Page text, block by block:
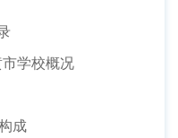
学校概况
成